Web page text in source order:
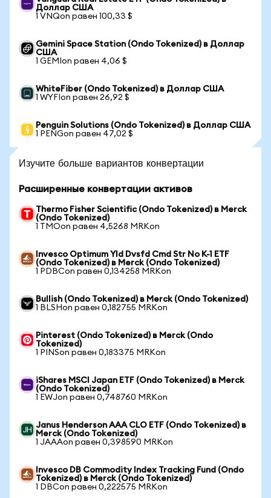
Доллар США
1 VNQon равен 100,33 $
Gemini Space Station (Ondo Tokenized) в Доллар
США
1 GEMIon равен 4,06 $
WhiteFiber (Ondo Tokenized) в Доллар США
1 WYFIon равен 26,92 $
Penguin Solutions (Ondo Tokenized) в Доллар США
1 PENGon равен 47,02 $
Изучите больше вариантов конвертации
Расширенные конвертации активов
Thermo Fisher Scientific (Ondo Tokenized) в Merck
(Ondo Tokenized)
1 TMOon равен 4,5268 MRKon
Invesco Optimum Yld Dvsfd Cmd Str No K-1 ETF
(Ondo Tokenized) в Merck (Ondo Tokenized)
1 PDBCon равен 0,134258 MRKon
Bullish (Ondo Tokenized) в Merck (Ondo Tokenized)
1 BLSHon равен 0,182755 MRKon
Pinterest (Ondo Tokenized) в Merck (Ondo
Tokenized)
1 PINSon равен 0,183375 MRKon
iShares MSCI Japan ETF (Ondo Tokenized) в Merck
(Ondo Tokenized)
1 EWJon равен 0,748760 MRKon
Janus Henderson AAA CLO ETF (Ondo Tokenized) в
Merck (Ondo Tokenized)
1 JAAAon равен 0,398590 MRKon
Invesco DB Commodity Index Tracking Fund (Ondo
Tokenized) в Merck (Ondo Tokenized)
1 DBCon равен 0,222575 MRKon